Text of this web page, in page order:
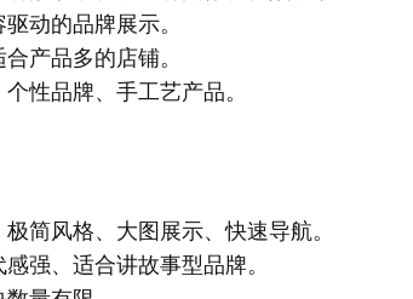
驱动的品牌展示。
合产品多的店铺。
个性品牌、手工艺产品。
极简风格、大图展示、快速导航。
感强、适合讲故事型品牌。